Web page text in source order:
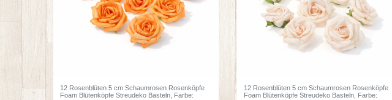
12 Rosenblüten 5 cm Schaumrosen Rosenköpfe
Foam Blütenköpfe Streudeko Basteln , Farbe:
12 Rosenblüten 5 cm Schaumrosen Rosenköpfe
Foam Blütenköpfe Streudeko Basteln , Farbe: